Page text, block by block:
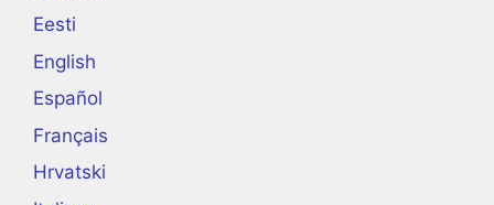
Eesti
English
Español
Français
Hrvatski